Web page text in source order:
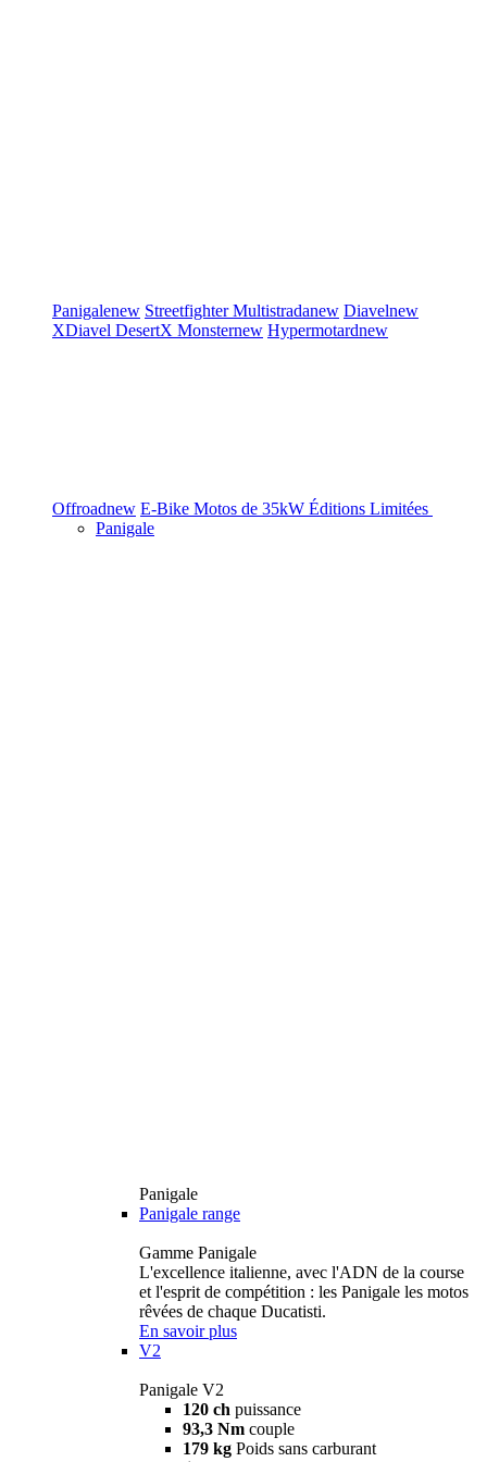
Panigalenew StreetfighterMultistradanew Diavelnew
XDiavel DesertX Monsternew Hypermotardnew
Offroadnew E-Bike Motos de 35kW Éditions Limitées
Panigale
Panigale
Panigale range
Gamme Panigale
L'excellence italienne, avec l'ADN de la course
et l'esprit de compétition : les Panigale les motos
rêvées de chaque Ducatisti.
En savoir plus
V2
Panigale V2
120 ch puissance
93,3 Nm couple
179 kg Poids sans carburant